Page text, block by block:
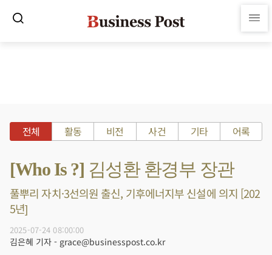
전체 활동 비전 사건 기타 어록
[Who Is ?] 김성환 환경부 장관
풀뿌리 자치·3선의원 출신, 기후에너지부 신설에 의지 [202
5년]
2025-07-24 08:00:00
김은혜 기자 - grace@businesspost.co.kr